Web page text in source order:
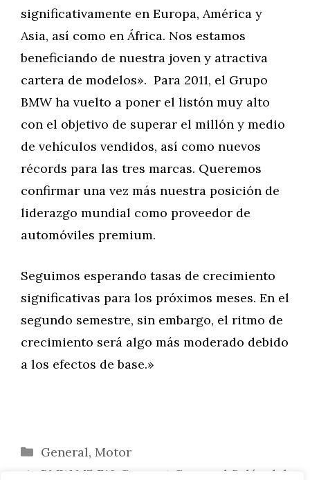
significativamente en Europa, América y
Asia, así como en África. Nos estamos
beneficiando de nuestra joven y atractiva
cartera de modelos». Para 2011, el Grupo
BMW ha vuelto a poner el listón muy alto
con el objetivo de superar el millón y medio
de vehículos vendidos, así como nuevos
récords para las tres marcas. Queremos
confirmar una vez más nuestra posición de
liderazgo mundial como proveedor de
automóviles premium.
Seguimos esperando tasas de crecimiento
significativas para los próximos meses. En el
segundo semestre, sin embargo, el ritmo de
crecimiento será algo más moderado debido
a los efectos de base.»
Categorías
General, Motor
BMW M5 F10 Concept Car en el Salón del